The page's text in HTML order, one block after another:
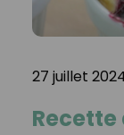
27 juillet